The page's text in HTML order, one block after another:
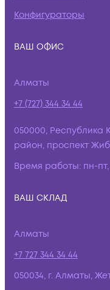
Конфигураторы
ВАШ ОФИС
Алматы
+7 (727) 344 34 44
050000, Республика
район, проспект
Время работы: пн-пт,
ВАШ СКЛАД
Алматы
+7 727 344 34 44
050034, г. Алматы,